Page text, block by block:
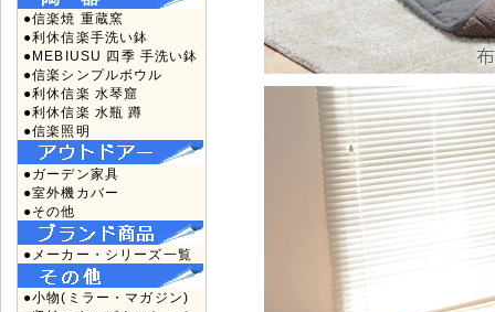
●信楽焼 重蔵窯
●利休信楽手洗い鉢
●MEBIUSU 四季 手洗い鉢
●信楽シンプルボウル
●利休信楽 水琴窟
●利休信楽 水瓶 蹲
●信楽照明
●ガーデン家具
●室外機カバー
●その他
●メーカー・シリーズ一覧
●小物(ミラー・マガジン)